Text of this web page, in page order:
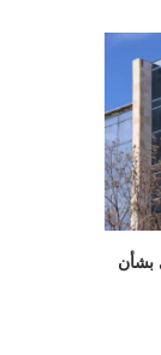
بشأن